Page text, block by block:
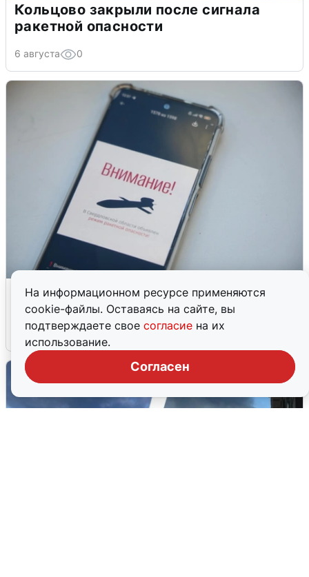
На информационном ресурсе применяются
cookie-файлы. Оставаясь на сайте, вы
подтверждаете свое согласие на их
использование.
Согласен
Кольцово закрыли после сигнала
ракетной опасности
6 августа 0
Ракетная опасность в Свердловской
области: что известно
6 августа 0